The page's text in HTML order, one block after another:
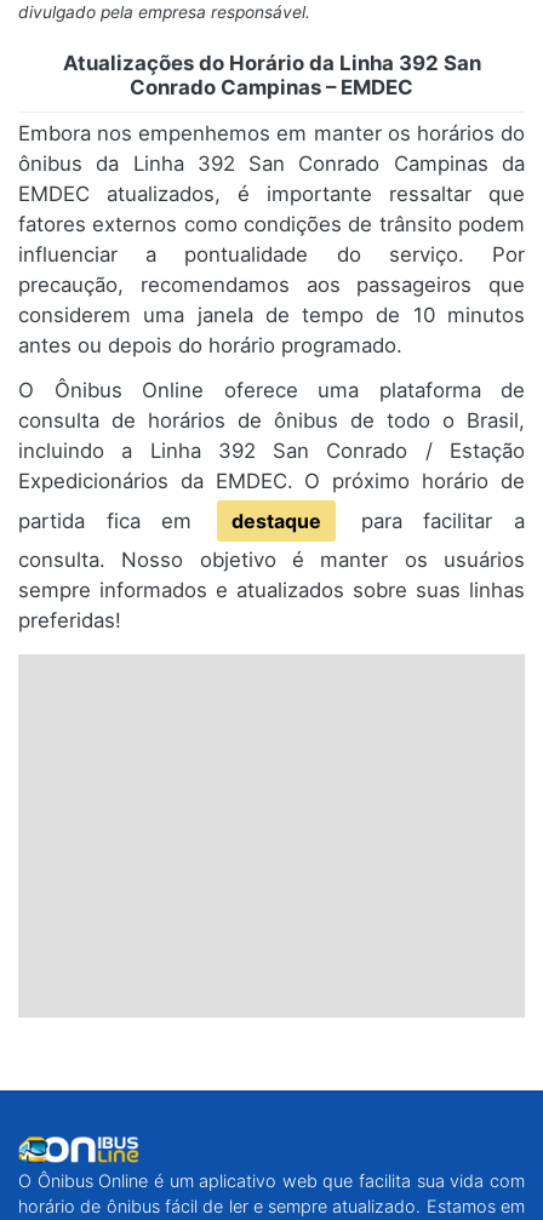
divulgado pela empresa responsável.
Atualizações do Horário da Linha 392 San
Conrado Campinas – EMDEC
Embora nos empenhemos em manter os horários do
ônibus da Linha 392 San Conrado Campinas da
EMDEC atualizados, é importante ressaltar que
fatores externos como condições de trânsito podem
influenciar a pontualidade do serviço. Por
precaução, recomendamos aos passageiros que
considerem uma janela de tempo de 10 minutos
antes ou depois do horário programado.
O Ônibus Online oferece uma plataforma de
consulta de horários de ônibus de todo o Brasil,
incluindo a Linha 392 San Conrado / Estação
Expedicionários da EMDEC. O próximo horário de
partida fica em
destaque
para facilitar a
consulta. Nosso objetivo é manter os usuários
sempre informados e atualizados sobre suas linhas
preferidas!
O Ônibus Online é um aplicativo web que facilita sua vida com
horário de ônibus fácil de ler e sempre atualizado. Estamos em